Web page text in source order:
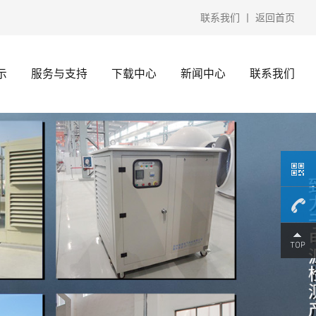
联系我们 返回首页
服务与支持 下载中心 新闻中心 联系我们
微信）